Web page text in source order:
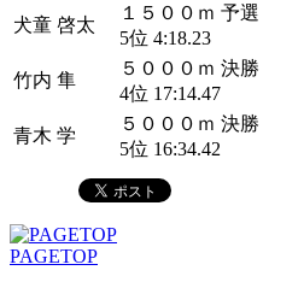
犬童 啓太
１５００ｍ 予選
5位 4:18.23
竹内 隼
５０００ｍ 決勝
4位 17:14.47
青木 学
５０００ｍ 決勝
5位 16:34.42
PAGETOP